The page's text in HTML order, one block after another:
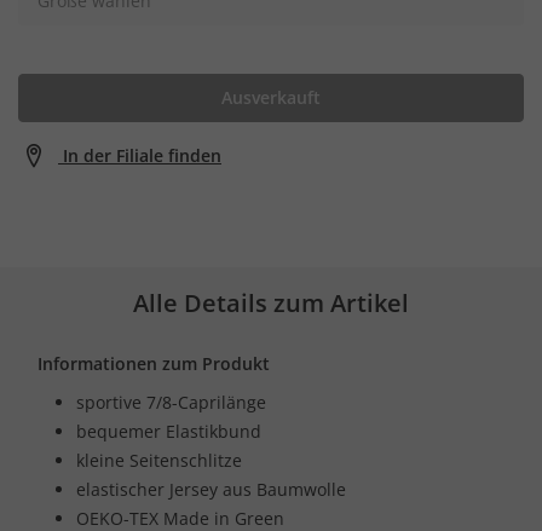
Ausverkauft
In der Filiale finden
Alle Details zum Artikel
Informationen zum Produkt
sportive 7/8-Caprilänge
bequemer Elastikbund
kleine Seitenschlitze
elastischer Jersey aus Baumwolle
OEKO-TEX Made in Green